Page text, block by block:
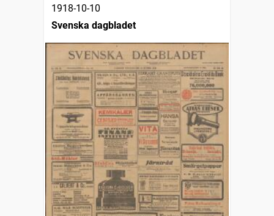
1918-10-10
Svenska dagbladet